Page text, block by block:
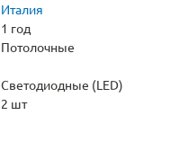
Италия
1 год
Потолочные
Светодиодные (LED)
2 шт